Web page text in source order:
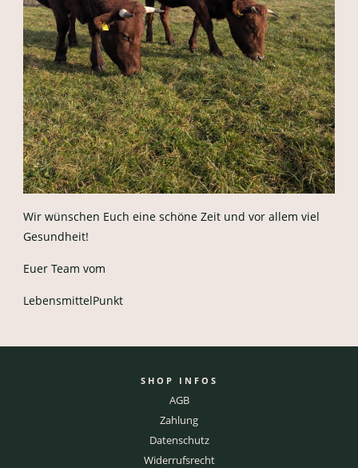
Wir wünschen Euch eine schöne Zeit und vor allem viel
Gesundheit!
Euer Team vom
LebensmittelPunkt
SHOP INFOS
AGB
Zahlung
Datenschutz
Widerrufsrecht